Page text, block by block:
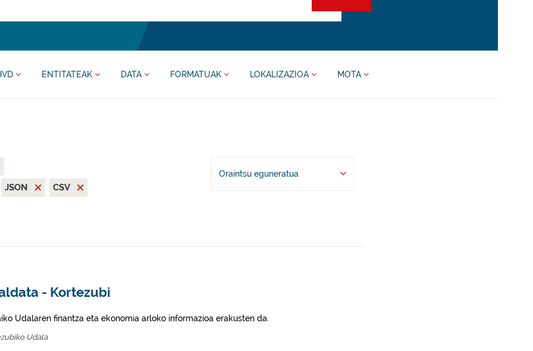
ENTITATEAK DATA FORMATUAK LOKALIZAZIOA MOTA
JSON CSV
Oraintsu eguneratua
- Kortezubi
Udalaren finantza eta ekonomia arloko informazioa erakusten da.
Udala